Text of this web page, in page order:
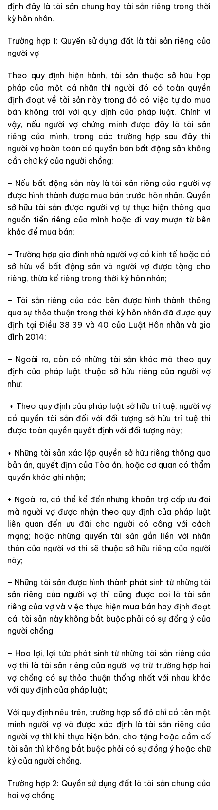
định đây là tài sản chung hay tài sản riêng trong thời
kỳ hôn nhân.
Trường hợp 1: Quyền sử dụng đất là tài sản riêng của
người vợ
Theo quy định hiện hành, tài sản thuộc sở hữu hợp
pháp của một cá nhân thì người đó có toàn quyền
định đoạt về tài sản này trong đó có việc tự do mua
bán không trái với quy định của pháp luật. Chính vì
vậy, nếu người vợ chứng minh được đây là tài sản
riêng của mình, trong các trường hợp sau đây thì
người vợ hoàn toàn có quyền bán bất động sản không
cần chữ ký của người chồng:
– Nếu bất động sản này là tài sản riêng của người vợ
được hình thành được mua bán trước hôn nhân. Quyền
sở hữu tài sản được người vợ tự thực hiện thông qua
nguồn tiền riêng của mình hoặc đi vay mượn từ bên
khác để mua bán;
– Trường hợp gia đình nhà người vợ có kinh tế hoặc có
sở hữu về bất động sản và người vợ được tặng cho
riêng, thừa kế riêng trong thời kỳ hôn nhân;
– Tài sản riêng của các bên được hình thành thông
qua sự thỏa thuận trong thời kỳ hôn nhân đã được quy
định tại Điều 38 39 và 40 của Luật Hôn nhân và gia
đình 2014;
– Ngoài ra, còn có những tài sản khác mà theo quy
định của pháp luật thuộc sở hữu riêng của người vợ
như:
+ Theo quy định của pháp luật sở hữu trí tuệ, người vợ
có quyền tài sản đối với đối tượng sở hữu trí tuệ thì
được toàn quyền quyết định với đối tượng này;
+ Những tài sản xác lập quyền sở hữu riêng thông qua
bản án, quyết định của Tòa án, hoặc cơ quan có thẩm
quyền khác ghi nhận;
+ Ngoài ra, có thể kể đến những khoản trợ cấp ưu đãi
mà người vợ được nhận theo quy định của pháp luật
liên quan đến ưu đãi cho người có công với cách
mạng; hoặc những quyền tài sản gắn liền với nhân
thân của người vợ thì sẽ thuộc sở hữu riêng của người
này;
– Những tài sản được hình thành phát sinh từ những tài
sản riêng của người vợ thì cũng được coi là tài sản
riêng của vợ và việc thực hiện mua bán hay định đoạt
cái tài sản này không bắt buộc phải có sự đồng ý của
người chồng;
– Hoa lợi, lợi tức phát sinh từ những tài sản riêng của
vợ thì là tài sản riêng của người vợ trừ trường hợp hai
vợ chồng có sự thỏa thuận thống nhất với nhau khác
với quy định của pháp luật;
Với quy định nêu trên, trường hợp sổ đỏ chỉ có tên một
mình người vợ và được xác định là tài sản riêng của
người vợ thì khi thực hiện bán, cho tặng hoặc cầm cố
tài sản thì không bắt buộc phải có sự đồng ý hoặc chữ
ký của người chồng.
Trường hợp 2: Quyền sử dụng đất là tài sản chung của
hai vợ chồng